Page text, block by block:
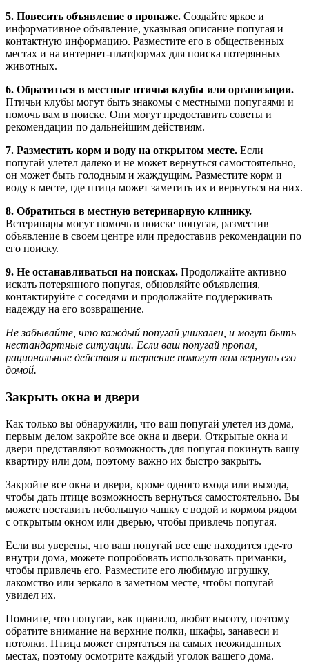
5. Повесить объявление о пропаже. Создайте яркое и
информативное объявление, указывая описание попугая и
контактную информацию. Разместите его в общественных
местах и на интернет-платформах для поиска потерянных
животных.
6. Обратиться в местные птичьи клубы или организации.
Птичьи клубы могут быть знакомы с местными попугаями и
помочь вам в поиске. Они могут предоставить советы и
рекомендации по дальнейшим действиям.
7. Разместить корм и воду на открытом месте. Если
попугай улетел далеко и не может вернуться самостоятельно,
он может быть голодным и жаждущим. Разместите корм и
воду в месте, где птица может заметить их и вернуться на них.
8. Обратиться в местную ветеринарную клинику.
Ветеринары могут помочь в поиске попугая, разместив
объявление в своем центре или предоставив рекомендации по
его поиску.
9. Не останавливаться на поисках. Продолжайте активно
искать потерянного попугая, обновляйте объявления,
контактируйте с соседями и продолжайте поддерживать
надежду на его возвращение.
Не забывайте, что каждый попугай уникален, и могут быть
нестандартные ситуации. Если ваш попугай пропал,
рациональные действия и терпение помогут вам вернуть его
домой.
Закрыть окна и двери
Как только вы обнаружили, что ваш попугай улетел из дома,
первым делом закройте все окна и двери. Открытые окна и
двери представляют возможность для попугая покинуть вашу
квартиру или дом, поэтому важно их быстро закрыть.
Закройте все окна и двери, кроме одного входа или выхода,
чтобы дать птице возможность вернуться самостоятельно. Вы
можете поставить небольшую чашку с водой и кормом рядом
с открытым окном или дверью, чтобы привлечь попугая.
Если вы уверены, что ваш попугай все еще находится где-то
внутри дома, можете попробовать использовать приманки,
чтобы привлечь его. Разместите его любимую игрушку,
лакомство или зеркало в заметном месте, чтобы попугай
увидел их.
Помните, что попугаи, как правило, любят высоту, поэтому
обратите внимание на верхние полки, шкафы, занавеси и
потолки. Птица может спрятаться на самых неожиданных
местах, поэтому осмотрите каждый уголок вашего дома.